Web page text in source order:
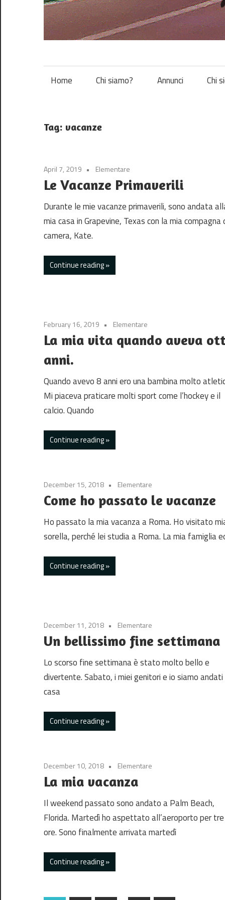
Vespa
Home Chi siamo? Annunci Chi
Tag: vacanze
April 7, 2019 Elementare
Le Vacanze Primaverili
Durante le mie vacanze primaverili, sono andata
mia casa in Grapevine, Texas con la mia compagna
camera, Kate.
Continue reading
February 16, 2019 Elementare
La mia vita quando aveva
anni.
Quando avevo 8 anni ero una bambina molto
Mi piaceva praticare molti sport come l’hockey e il
calcio. Quando
Continue reading
December 15, 2018 Elementare
Come ho passato le vacanze
Ho passato la mia vacanza a Roma. Ho visitato
sorella, perché lei studia a Roma. La mia famiglia
Continue reading
December 11, 2018 Elementare
Un bellissimo fine settimana
Lo scorso fine settimana è stato molto bello e
divertente. Sabato, i miei genitori e io siamo
casa
Continue reading
December 10, 2018 Elementare
La mia vacanza
Il weekend passato sono andato a Palm Beach,
Florida. Martedì ho aspettato all’aeroporto per tre
ore. Sono finalmente arrivata martedì
Continue reading